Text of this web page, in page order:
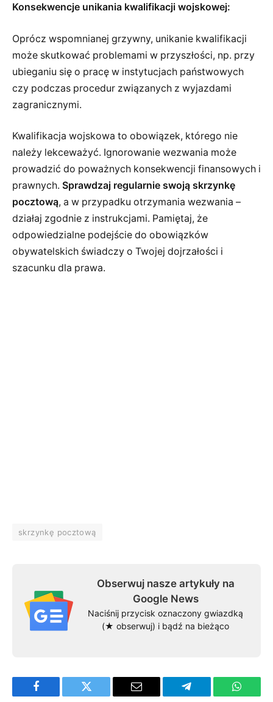
Konsekwencje unikania kwalifikacji wojskowej:
Oprócz wspomnianej grzywny, unikanie kwalifikacji
może skutkować problemami w przyszłości, np. przy
ubieganiu się o pracę w instytucjach państwowych
czy podczas procedur związanych z wyjazdami
zagranicznymi.
Kwalifikacja wojskowa to obowiązek, którego nie
należy lekceważyć. Ignorowanie wezwania może
prowadzić do poważnych konsekwencji finansowych i
prawnych. Sprawdzaj regularnie swoją skrzynkę
pocztową, a w przypadku otrzymania wezwania –
działaj zgodnie z instrukcjami. Pamiętaj, że
odpowiedzialne podejście do obowiązków
obywatelskich świadczy o Twojej dojrzałości i
szacunku dla prawa.
skrzynkę pocztową
Obserwuj nasze artykuły na
Google News
Naciśnij przycisk oznaczony gwiazdką
(★ obserwuj) i bądź na bieżąco
Facebook Twitter Email Telegram